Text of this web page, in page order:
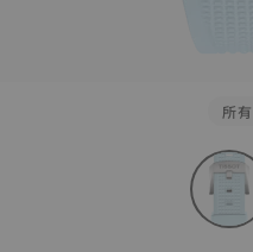
所有